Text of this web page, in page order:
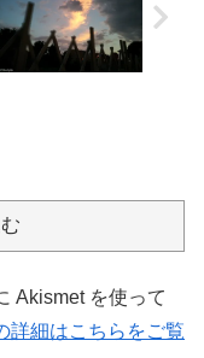
Akismet を使って
詳細はこちらをご覧